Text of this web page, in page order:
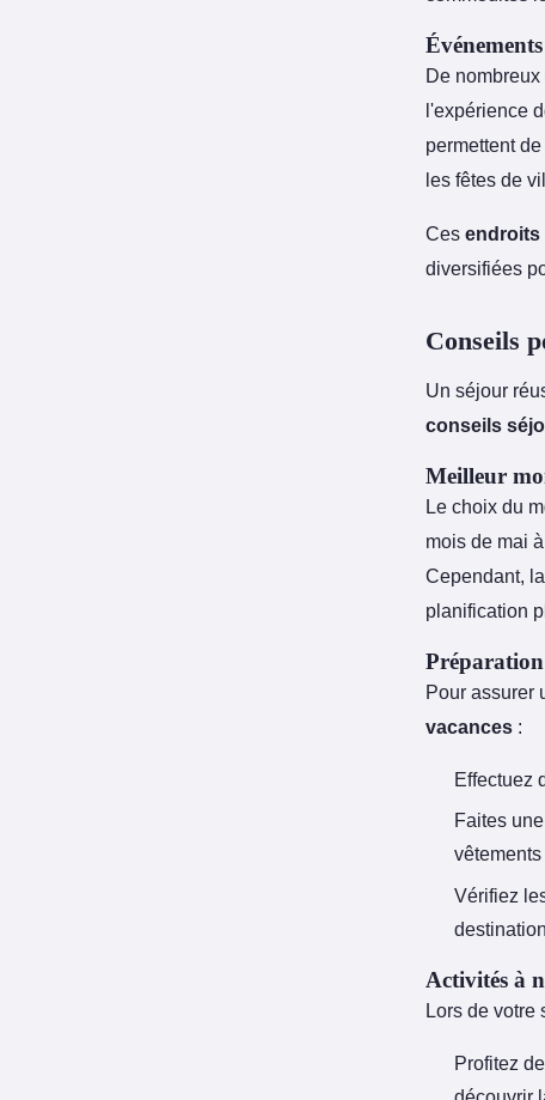
De
l'expérience
permettent
les fêtes de
Ces endroits
diversifiées
Conseils
Un séjour
conseils
Meilleur
Le choix du
mois de mai
Cependant,
planification
Pour assurer
vacances :
Effectuez
Faites
Vérifiez
Activités à
Lors de votre
Profitez